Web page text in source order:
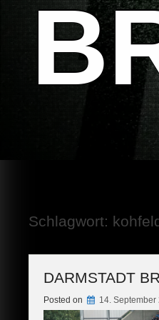
Schlagwort:
DARMSTADT
Posted on 14. September